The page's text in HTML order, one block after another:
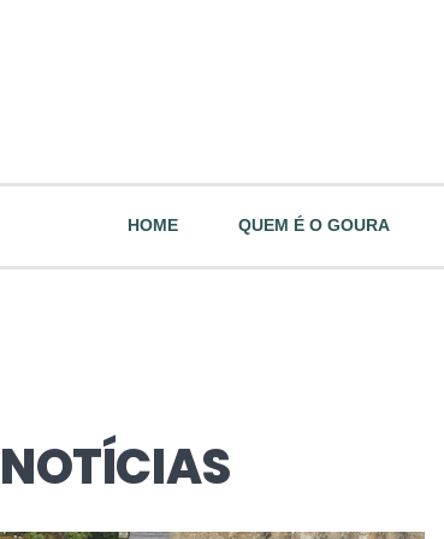
HOME QUEM É O GOURA
NOTÍCIAS